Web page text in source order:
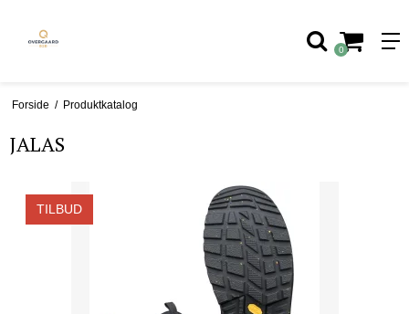
0
Forside / Produktkatalog
JALAS
TILBUD